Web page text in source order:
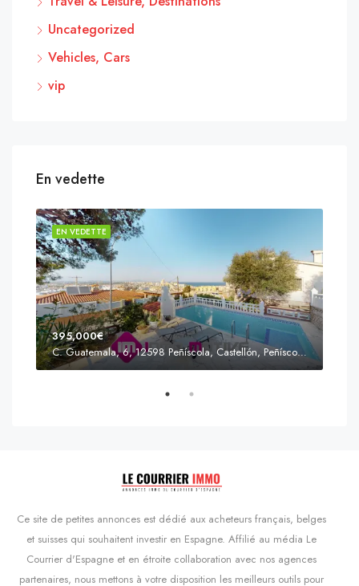
Uncategorized
Vehicles, Cars
vip
En vedette
EN VEDETTE
395,000€
C. Guatemala, 6, 12598 Peñíscola, Castellón, Peñíscola, Communauté valencienne
Ce site de petites annonces est dédié aux acheteurs français, belges
et suisses qui souhaitent investir en Espagne. Affilié au média Le
Courrier d'Espagne et en étroite collaboration avec nos agences
partenaires, nous mettons à votre disposition les meilleurs outils pour